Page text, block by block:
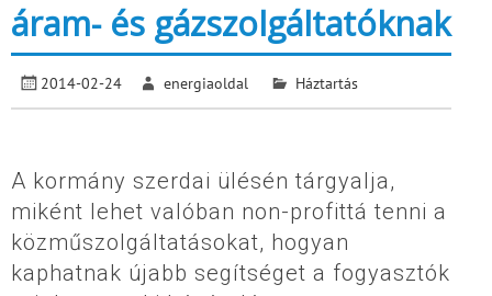
áram- és gázszolgáltatóknak
2014-02-24 energiaoldal Háztartás
A kormány szerdai ülésén tárgyalja,
miként lehet valóban non-profittá tenni a
közműszolgáltatásokat, hogyan
kaphatnak újabb segítséget a fogyasztók